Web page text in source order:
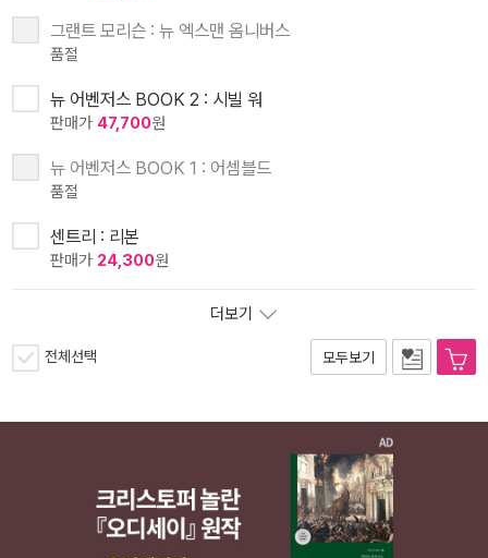
그랜트 모리슨 : 뉴 엑스맨 옴니버스
품절
뉴 어벤저스 BOOK 2 : 시빌 워
판매가 47,700원
뉴 어벤저스 BOOK 1 : 어셈블드
품절
센트리 : 리본
판매가 24,300원
더보기
전체선택 모두보기